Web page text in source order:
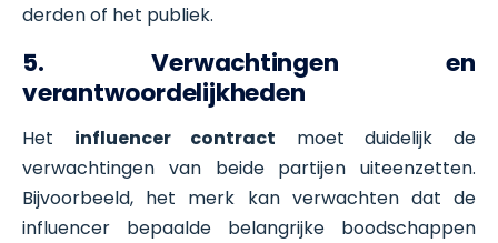
derden of het publiek.
5. Verwachtingen en
verantwoordelijkheden
Het influencer contract moet duidelijk de
verwachtingen van beide partijen uiteenzetten.
Bijvoorbeeld, het merk kan verwachten dat de
influencer bepaalde belangrijke boodschappen